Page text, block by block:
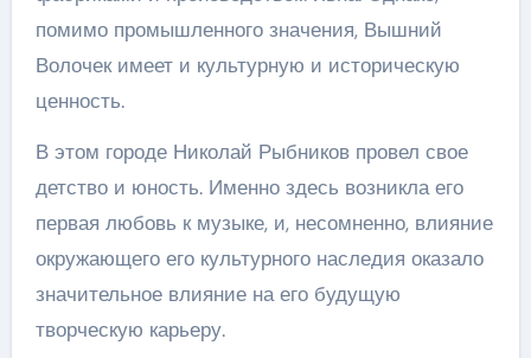
помимо промышленного значения, Вышний
Волочек имеет и культурную и историческую
ценность.
В этом городе Николай Рыбников провел свое
детство и юность. Именно здесь возникла его
первая любовь к музыке, и, несомненно, влияние
окружающего его культурного наследия оказало
значительное влияние на его будущую
творческую карьеру.